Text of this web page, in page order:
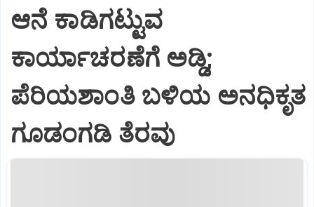
ಆನೆ ಕಾಡಿಗಟ್ಟುವ
ಕಾರ್ಯಾಚರಣೆಗೆ ಅಡ್ಡಿ;
ಪೆರಿಯಶಾಂತಿ ಬಳಿಯ ಅನಧಿಕೃತ
ಗೂಡಂಗಡಿ ತೆರವು